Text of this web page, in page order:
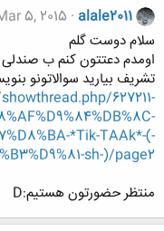
alale2011
5, 2015
سلام دوست گلم
اومدم دعتتون کنم ب
تشریف بیارید سوالاتونو
627211-
*Tik-TAAk*-(-
sh-)/page2
منتظر حضورتون هستیم:D